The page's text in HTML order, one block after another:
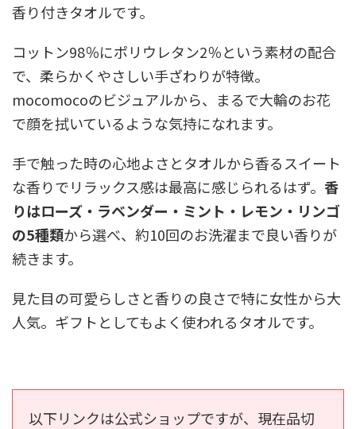
香り付きタオルです。
コットン98％にポリウレタン2％という素材の配合
で、柔らかくやさしい手ざわりが特徴。
mocomocoのビジュアルから、まるで大輪のお花
で顔を拭いているような気持になれます。
手で触った時の心地よさとタオルから香るスイート
な香りでリラックス感は最高に感じられるはず。 香
りはローズ・ラベンダー・ミント・レモン・リンゴ
の5種類から選べ、約10回のお洗濯まで良い香りが
続きます。
見た目の可愛らしさと香りの良さで特に女性から大
人気。ギフトとしてもよく使われるタオルです。
以下リンクは公式ショップですが、現在品切